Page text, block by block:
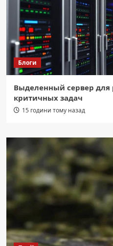
Блоги
Выделенный сервер для
критичных задач
15 години тому назад